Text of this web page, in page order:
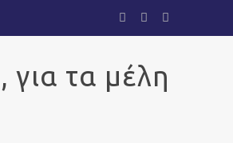
για τα μέλη